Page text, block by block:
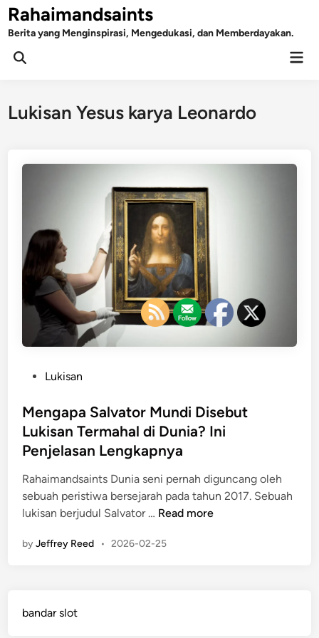
Skip
to
content
Rahaimandsaints
Berita yang Menginspirasi, Mengedukasi, dan Memberdayakan.
Open
Lukisan Yesus karya Leonardo
s
t
e
i
n
Lukisan
Mengapa Salvator Mundi Disebut
Lukisan Termahal di Dunia? Ini
Penjelasan Lengkapnya
Rahaimandsaints Dunia seni pernah diguncang oleh
sebuah peristiwa bersejarah pada tahun 2017. Sebuah
lukisan berjudul Salvator … M
n
Read more
byJeffrey Reed • 2026-02-25
bandar slot